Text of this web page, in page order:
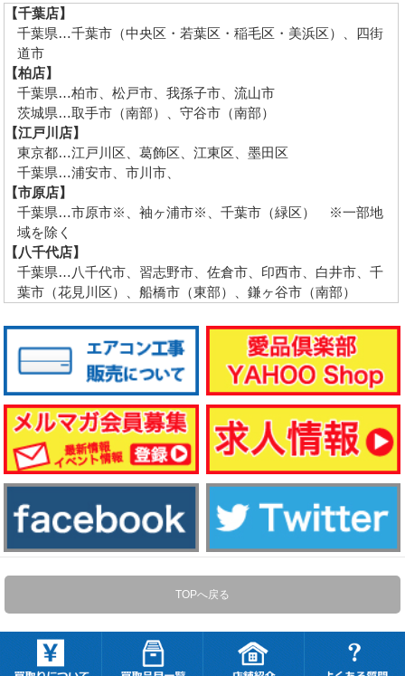
【千葉店】
千葉県…千葉市（中央区・若葉区・稲毛区・美浜区）、四街
道市
【柏店】
千葉県…柏市、松戸市、我孫子市、流山市
茨城県…取手市（南部）、守谷市（南部）
【江戸川店】
東京都…江戸川区、葛飾区、江東区、墨田区
千葉県…浦安市、市川市、
【市原店】
千葉県…市原市※、袖ヶ浦市※、千葉市（緑区） ※一部地
域を除く
【八千代店】
千葉県…八千代市、習志野市、佐倉市、印西市、白井市、千
葉市（花見川区）、船橋市（東部）、鎌ヶ谷市（南部）
TOPへ戻る